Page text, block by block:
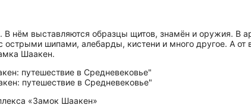
нём выставляются образцы щитов, знамён и оружия. В
шипами, алебарды, кистени и много другое. А от
Шаакен.
«Замок Шаакен»